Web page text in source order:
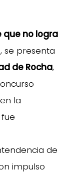
que no logra
se presenta
de Rocha,
la
de
impulso